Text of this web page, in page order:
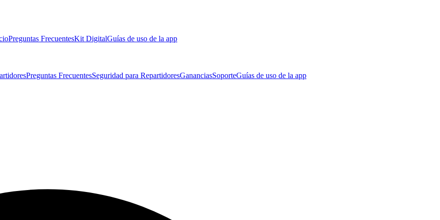
Preguntas FrecuentesKit DigitalGuías de uso de la app
Preguntas FrecuentesSeguridad para RepartidoresGananciasSoporteGuías de uso de la app